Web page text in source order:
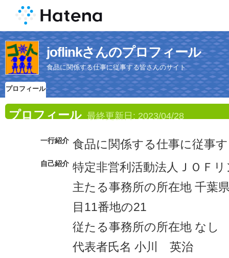
joflinkさんのプロフィール
食品に関係する仕事に従事する皆さんのサイト
プロフィール
プロフィール 最終更新日: 2023/04/28
一行紹介 食品に関係する仕事に従事
自己紹介 特定非営利活動法人ＪＯＦ
主たる事務所の所在地 千葉
目11番地の21
従たる事務所の所在地 なし
代表者氏名 小川 英治